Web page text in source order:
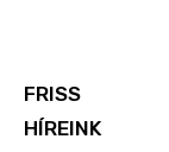
FRISS
HÍREINK